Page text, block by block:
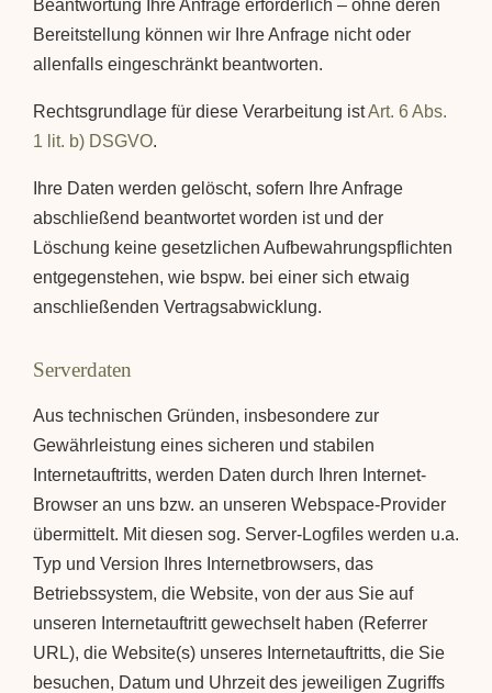
Beantwortung Ihre Anfrage erforderlich – ohne deren
Bereitstellung können wir Ihre Anfrage nicht oder
allenfalls eingeschränkt beantworten.
Rechtsgrundlage für diese Verarbeitung istArt. 6 Abs.
1 lit. b) DSGVO.
Ihre Daten werden gelöscht, sofern Ihre Anfrage
abschließend beantwortet worden ist und der
Löschung keine gesetzlichen Aufbewahrungspflichten
entgegenstehen, wie bspw. bei einer sich etwaig
anschließenden Vertragsabwicklung.
Serverdaten
Aus technischen Gründen, insbesondere zur
Gewährleistung eines sicheren und stabilen
Internetauftritts, werden Daten durch Ihren Internet-
Browser an uns bzw. an unseren Webspace-Provider
übermittelt. Mit diesen sog. Server-Logfiles werden u.a.
Typ und Version Ihres Internetbrowsers, das
Betriebssystem, die Website, von der aus Sie auf
unseren Internetauftritt gewechselt haben (Referrer
URL), die Website(s) unseres Internetauftritts, die Sie
besuchen, Datum und Uhrzeit des jeweiligen Zugriffs